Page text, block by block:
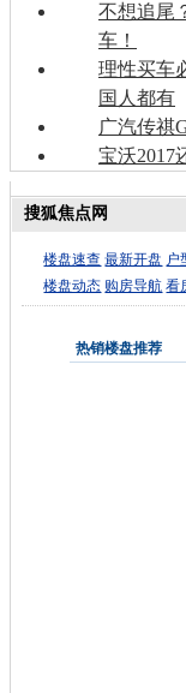
不想追尾
车！
理性买车
国人都有
广汽传祺
宝沃2017
搜狐焦点网
楼盘速查 最新开盘 户
楼盘动态 购房导航 看
热销楼盘推荐